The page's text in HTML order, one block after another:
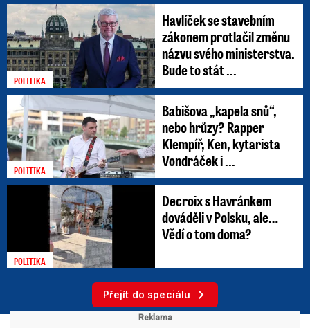
POLITIKA
Havlíček se stavebním
zákonem protlačil změnu
názvu svého ministerstva.
Bude to stát ...
POLITIKA
Babišova „kapela snů“,
nebo hrůzy? Rapper
Klempíř, Ken, kytarista
Vondráček i ...
POLITIKA
Decroix s Havránkem
dováděli v Polsku, ale…
Vědí o tom doma?
Přejít do speciálu